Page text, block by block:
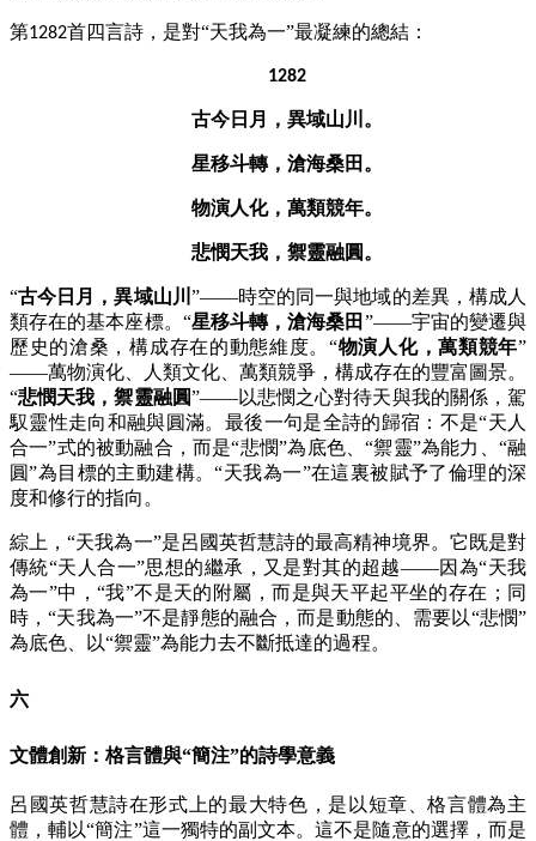
第1282首四言詩，是對“天我為一”最凝練的總結：
1282
古今日月，異域山川。
星移斗轉，滄海桑田。
物演人化，萬類競年。
悲憫天我，禦靈融圓。
“古今日月，異域山川 ”——時空的同一與地域的差異，構成人
類存在的基本座標。“星移斗轉，滄海桑田 ”——宇宙的變遷與
歷史的滄桑，構成存在的動態維度。“物演人化，萬類競年”
——萬物演化、人類文化、萬類競爭，構成存在的豐富圖景。
“悲憫天我，禦靈融圓”——以悲憫之心對待天與我的關係，駕
馭靈性走向和融與圓滿。最後一句是全詩的歸宿：不是“天人
合一”式的被動融合，而是“悲憫”為底色、“禦靈”為能力、“融
圓”為目標的主動建構。“天我為一”在這裏被賦予了倫理的深
度和修行的指向。
綜上，“天我為一”是呂國英哲慧詩的最高精神境界。它既是對
傳統“天人合一”思想的繼承，又是對其的超越——因為“天我
為一”中，“我”不是天的附屬，而是與天平起平坐的存在；同
時，“天我為一”不是靜態的融合，而是動態的、需要以“悲憫”
為底色、以“禦靈”為能力去不斷抵達的過程。
六
文體創新：格言體與“簡注”的詩學意義
呂國英哲慧詩在形式上的最大特色，是以短章、格言體為主
體，輔以“簡注”這一獨特的副文本。這不是隨意的選擇，而是